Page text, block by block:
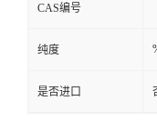
CAS编号
纯度
是否进口